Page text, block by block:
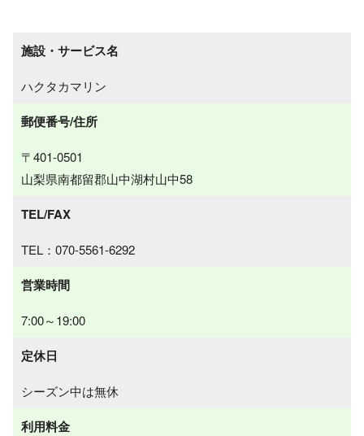
施設・サービス名
ハクタカマリン
郵便番号/住所
〒401-0501
山梨県南都留郡山中湖村山中58
TEL/FAX
TEL：070-5561-6292
営業時間
7:00～19:00
定休日
シーズン中は無休
利用料金